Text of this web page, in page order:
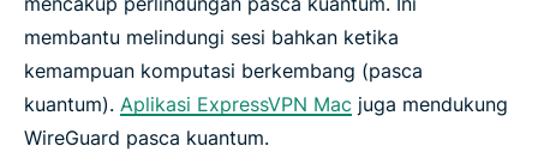
membantu melindungi sesi bahkan ketika
kemampuan komputasi berkembang (pasca
kuantum). Aplikasi ExpressVPN Mac juga mendukung
WireGuard pasca kuantum.